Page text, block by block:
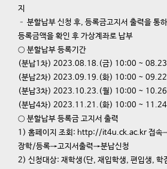
지
– 분할납부 신청 후, 등록금고지서 출력을 통
등록금액을 확인 후 가상계좌로 납부
○ 분할납부 등록기간
(분납1차) 2023.08.18.(금) 10:00 ~
(분납2차) 2023.09.19.(화) 10:00 ~
(분납3차) 2023.10.23.(월) 10:00 ~
(분납4차) 2023.11.21.(화) 10:00 ~
○ 분할납부 등록금 고지서 출력
1) 홈페이지 조회: http://it4u.ck.ac.kr 접속
장학/등록→고지서출력→분납신청
2) 신청대상: 재학생(단, 재입학생, 편입생, 학